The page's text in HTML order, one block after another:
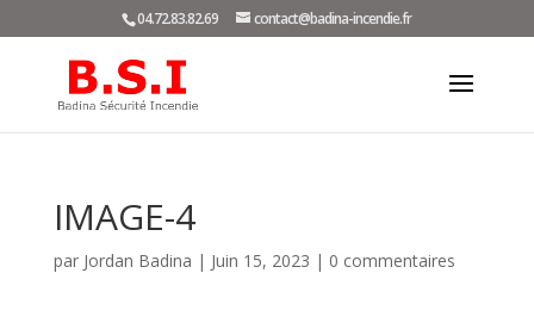
04.72.83.82.69 contact@badina-incendie.fr
IMAGE-4
par Jordan Badina | Juin 15, 2023 | 0 commentaires